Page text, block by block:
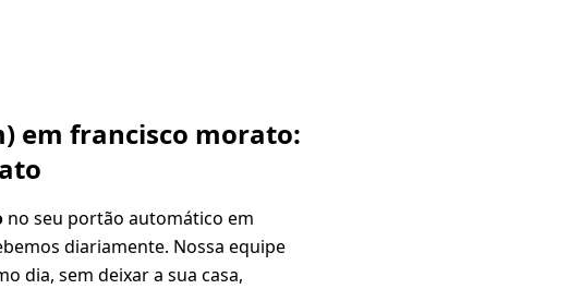
em francisco morato:
no seu portão automático em
diariamente. Nossa equipe
dia, sem deixar a sua casa,